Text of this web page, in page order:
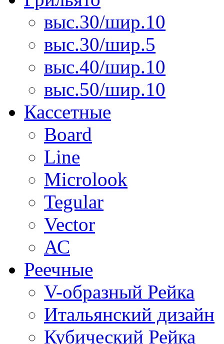
выс.30/шир.10
выс.30/шир.5
выс.40/шир.10
выс.50/шир.10
Кассетные
Board
Line
Microlook
Tegular
Vector
АС
Реечные
V-образный Рейка
Итальянский дизайн
Кубический Рейка